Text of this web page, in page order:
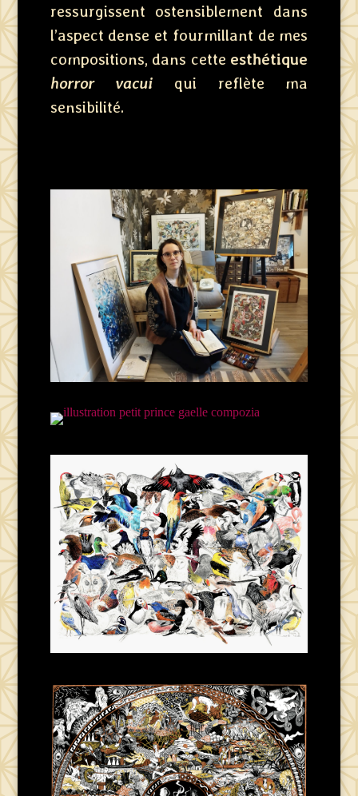
ressurgissent ostensiblement dans
l’aspect dense et fourmillant de mes
compositions, dans cette esthétique
horror vacui qui reflète ma
sensibilité.